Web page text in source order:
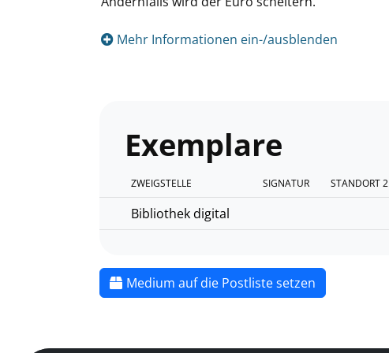
Mehr Informationen ein-/ausblenden
Exemplare
ZWEIGSTELLE SIGNATUR STANDORT 2
Bibliothek digital
Medium auf die Postliste setzen